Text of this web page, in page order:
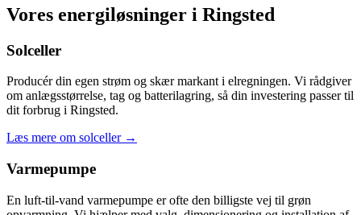
Vores energiløsninger i Ringsted
Solceller
Producér din egen strøm og skær markant i elregningen. Vi rådgiver
om anlægsstørrelse, tag og batterilagring, så din investering passer til
dit forbrug i Ringsted.
Læs mere om solceller →
Varmepumpe
En luft-til-vand varmepumpe er ofte den billigste vej til grøn